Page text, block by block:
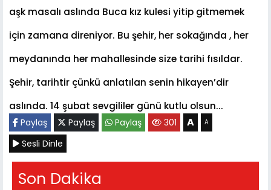
aşk masalı aslında Buca kız kulesi yitip gitmemek
için zamana direniyor. Bu şehir, her sokağında , her
meydanında her mahallesinde size tarihi fısıldar.
Şehir, tarihtir çünkü anlatılan senin hikayen’dir
aslında. 14 şubat sevgililer günü kutlu olsun...
Paylaş Paylaş Paylaş 301 A A
Sesli Dinle
Son Dakika